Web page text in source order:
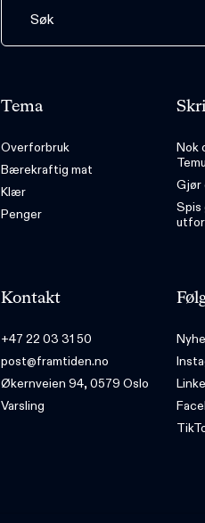
Tema
Overforbruk
Bærekraftig mat
Klær
Penger
Nok
Gjør
Spis
Kontakt
+47 22 03 31 50
post@framtiden.no
Økernveien 94, 0579 Oslo
Varsling